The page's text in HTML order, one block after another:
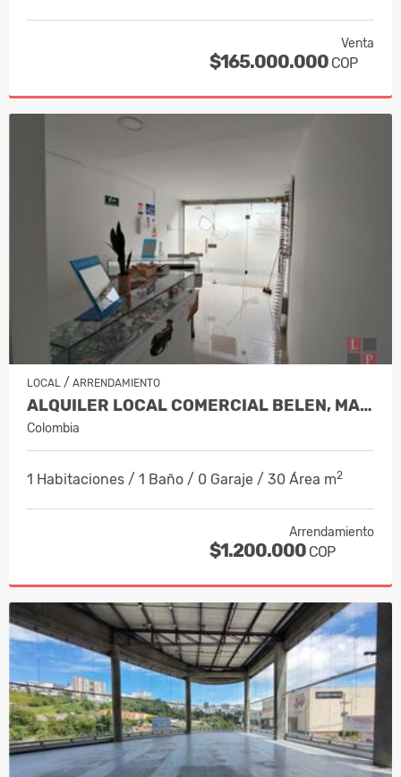
Venta
$165.000.000 COP
LOCAL / ARRENDAMIENTO
ALQUILER LOCAL COMERCIAL BELEN, MANIZ…
Colombia
1 Habitaciones / 1 Baño / 0 Garaje / 30 Área m2
Arrendamiento
$1.200.000 COP